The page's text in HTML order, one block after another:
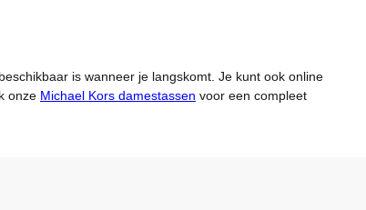
is wanneer je langskomt. Je kunt ook online
onze Michael Kors damestassen voor een compleet